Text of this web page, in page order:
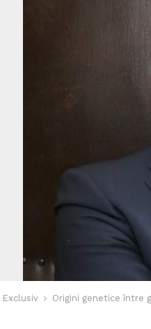
Exclusiv Origini genetice între